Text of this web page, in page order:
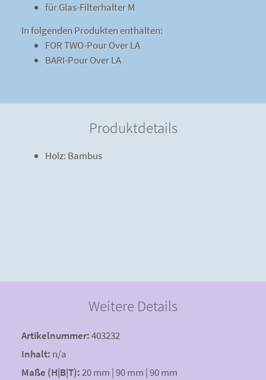
für Glas-Filterhalter M
In folgenden Produkten enthalten:
FOR TWO-Pour Over LA
BARI-Pour Over LA
Produktdetails
Holz: Bambus
Weitere Details
Artikelnummer:403232
Inhalt: n/a
Maße (H|B|T):20 mm | 90 mm | 90 mm